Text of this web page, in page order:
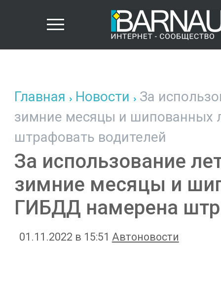
Главная Новости За
зимние месяцы и шипованных
штрафовать водителей
За использование
зимние месяцы и
ГИБДД намерена
01.11.2022 в 15:51 Автоновости